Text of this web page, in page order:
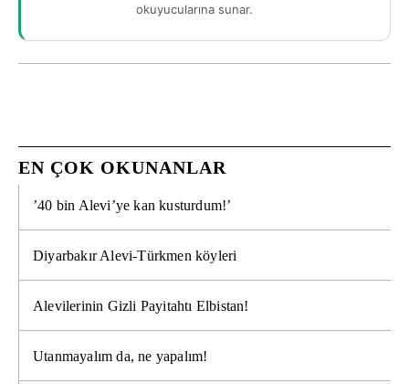
okuyucularına sunar.
EN ÇOK OKUNANLAR
’40 bin Alevi’ye kan kusturdum!’
Diyarbakır Alevi-Türkmen köyleri
Alevilerinin Gizli Payitahtı Elbistan!
Utanmayalım da, ne yapalım!